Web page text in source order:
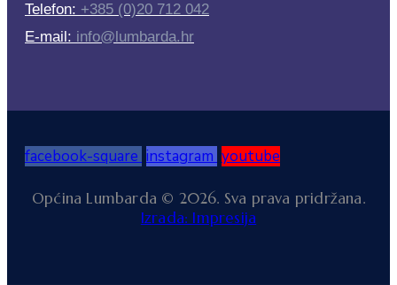
Telefon: +385 (0)20 712 042
E-mail: info@lumbarda.hr
facebook-square instagram youtube
Općina Lumbarda © 2026. Sva prava pridržana.
Izrada: Impresija